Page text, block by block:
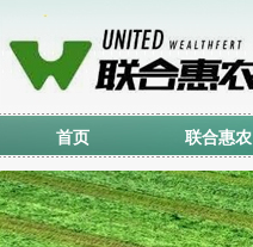
首页 联合惠农